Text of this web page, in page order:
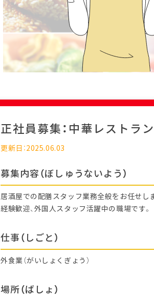
正社員募集：中華レストラ
更新日：2025.06.03
募集内容（ぼしゅうないよう）
居酒屋での配膳スタッフ業務全般をお任せし
経験歓迎、外国人スタッフ活躍中の職場です。
仕事（しごと）
外食業（がいしょくぎょう）
場所（ばしょ）